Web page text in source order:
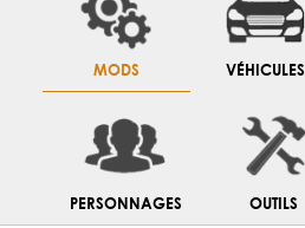
MODS VÉHICULES
PERSONNAGES OUTILS